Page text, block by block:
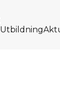
Utbildning